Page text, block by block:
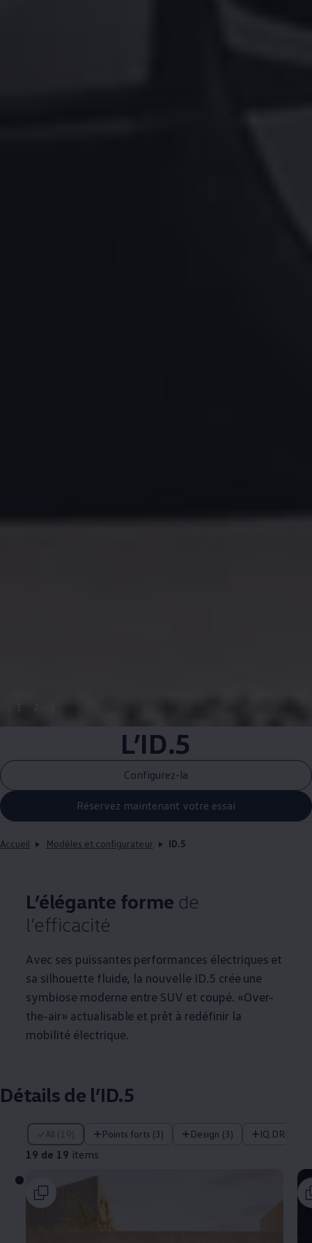
L’ID.5
Configurez-la
Réservez maintenant votre essai
Accueil Modèles et configurateur ID.5
L’élégante forme de
l’efficacité
Avec ses puissantes performances électriques et
sa silhouette fluide, la nouvelle ID.5 crée une
symbiose moderne entre SUV et coupé. «Over-
the-air» actualisable et prêt à redéfinir la
mobilité électrique.
Détails de l’ID.5
All (19) Points forts (3) Design (3) IQ.DRIVE
19 de 19 items
19 de 19 items